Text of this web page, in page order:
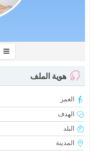
هوية الملف
العمر
الهدف
البلد
المدينة